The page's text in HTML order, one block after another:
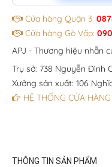
Cửa hàng Quận 3:
Cửa hàng Gò Vấp:
APJ - Thương hiệu nhẫn
Trụ sở: 738 Nguyễn Đình
Xưởng sản xuất: 106
HỆ THỐNG CỬA HÀNG
THÔNG TIN SẢN PHẨM